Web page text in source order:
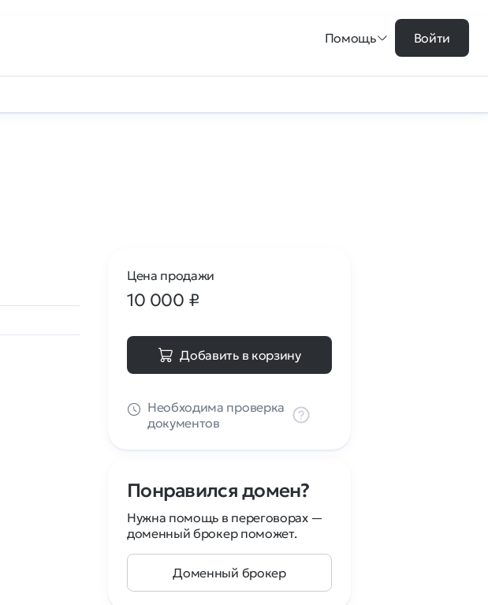
Помощь Войти
Цена продажи
10 000 ₽
Добавить в корзину
Необходима проверка
документов
Понравился домен?
Нужна помощь в переговорах —
доменный брокер поможет.
Доменный брокер